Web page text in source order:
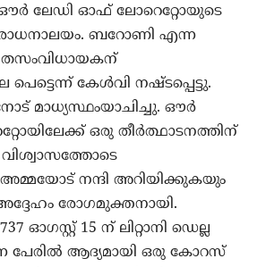
ഔര്‍ ലേഡി ഓഫ് ലോറെറ്റോയുടെ
ബറോണി എന്ന
കേള്‍വി നഷ്ടപ്പെട്ടു.
മാധ്യസ്ഥംയാചിച്ചു. ഔര്‍
ഒരു തീര്‍ത്ഥാടനത്തിന്
വിശ്വാസത്തോടെ
നന്ദി അറിയിക്കുകയും
രോഗമുക്തനായി.
ഓഗസ്റ്റ് 15 ന് ലിറ്റാനി ഡെല്ല
പേരില്‍ ആദ്യമായി ഒരു കോറസ്